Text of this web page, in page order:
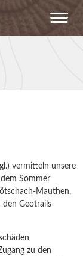
vermitteln unsere
Sommer
Mauthen,
den Geotrails
zu den